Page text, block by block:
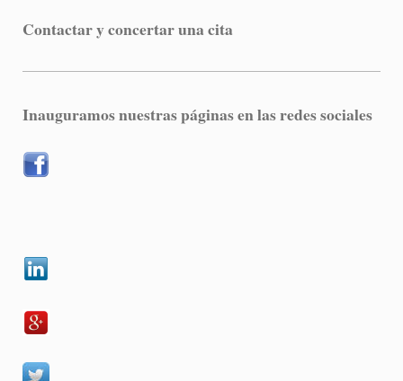
Contactar y concertar una cita
Inauguramos nuestras páginas en las redes sociales